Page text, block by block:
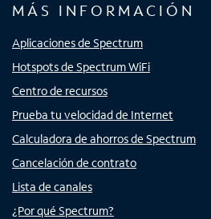
MÁS INFORMACIÓN
Aplicaciones de Spectrum
Hotspots de Spectrum WiFi
Centro de recursos
Prueba tu velocidad de Internet
Calculadora de ahorros de Spectrum
Cancelación de contrato
Lista de canales
¿Por qué Spectrum?